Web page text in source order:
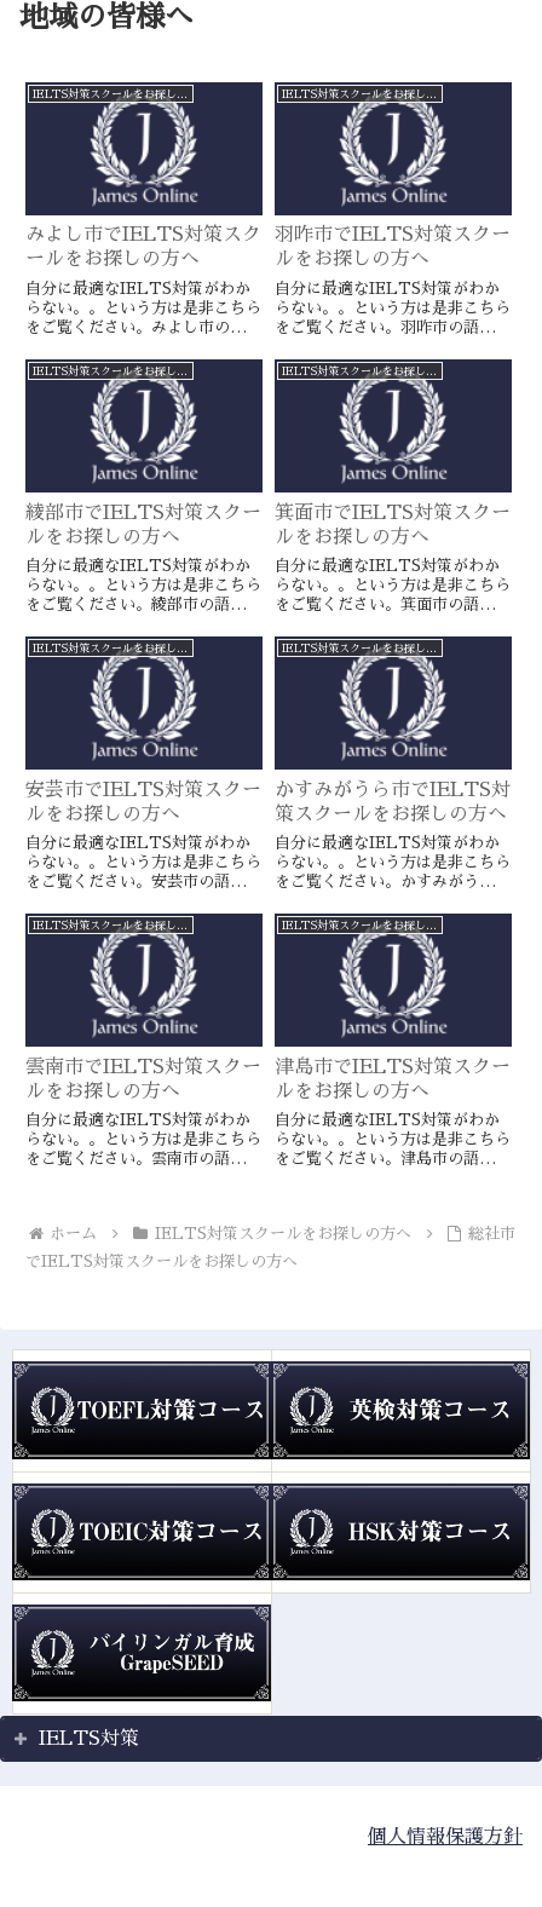
地域の皆様へ
IELTS対策スクールをお探しの方へ
みよし市でIELTS対策スク
ールをお探しの方へ
自分に最適なIELTS対策がわか
らない。。という方は是非こちら
をご覧ください。みよし市の語学
ンラインのIELTS対策ならより
確実に目標達成が近づきます。海
外留学や移住をお考えの方や国内
大学受験を有利に進めたい方に是
IELTS対策スクールをお探しの方へ
羽咋市でIELTS対策スクー
ルをお探しの方へ
自分に最適なIELTS対策がわか
らない。。という方は是非こちら
をご覧ください。羽咋市の語学ス
ラインのIELTS対策ならより確
実に目標達成が近づきます。海外
留学や移住をお考えの方や国内大
学受験を有利に進めたい方に是
IELTS対策スクールをお探しの方へ
綾部市でIELTS対策スクー
ルをお探しの方へ
自分に最適なIELTS対策がわか
らない。。という方は是非こちら
をご覧ください。綾部市の語学ス
ラインのIELTS対策ならより確
実に目標達成が近づきます。海外
留学や移住をお考えの方や国内大
学受験を有利に進めたい方に是
IELTS対策スクールをお探しの方へ
箕面市でIELTS対策スクー
ルをお探しの方へ
自分に最適なIELTS対策がわか
らない。。という方は是非こちら
をご覧ください。箕面市の語学ス
ラインのIELTS対策ならより確
実に目標達成が近づきます。海外
留学や移住をお考えの方や国内大
学受験を有利に進めたい方に是
IELTS対策スクールをお探しの方へ
安芸市でIELTS対策スクー
ルをお探しの方へ
自分に最適なIELTS対策がわか
らない。。という方は是非こちら
をご覧ください。安芸市の語学ス
ラインのIELTS対策ならより確
実に目標達成が近づきます。海外
留学や移住をお考えの方や国内大
学受験を有利に進めたい方に是
IELTS対策スクールをお探しの方へ
かすみがうら市でIELTS対
策スクールをお探しの方へ
自分に最適なIELTS対策がわか
らない。。という方は是非こちら
をご覧ください。かすみがうら市
JamesオンラインのIELTS対策
ならより確実に目標達成が近づき
ます。海外留学や移住をお考えの
方や国内大学受験を有利に進めた
い方に是非。
IELTS対策スクールをお探しの方へ
雲南市でIELTS対策スクー
ルをお探しの方へ
自分に最適なIELTS対策がわか
らない。。という方は是非こちら
をご覧ください。雲南市の語学ス
留学や移住をお考えの方や国内大
学受験を有利に進めたい方に是
IELTS対策スクールをお探しの方へ
津島市でIELTS対策スクー
ルをお探しの方へ
自分に最適なIELTS対策がわか
らない。。という方は是非こちら
をご覧ください。津島市の語学ス
留学や移住をお考えの方や国内大
学受験を有利に進めたい方に是
ホーム IELTS対策スクールをお探しの方へ
総社市
でIELTS対策スクールをお探しの方へ
IELTS対策
個人情報保護方針